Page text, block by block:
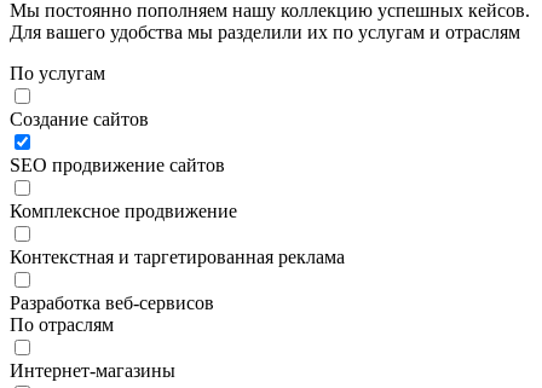
Мы постоянно пополняем нашу коллекцию успешных кейсов.
Для вашего удобства мы разделили их по услугам и отраслям
По услугам
Создание сайтов
SEO продвижение сайтов
Комплексное продвижение
Контекстная и таргетированная реклама
Разработка веб-сервисов
По отраслям
Интернет-магазины